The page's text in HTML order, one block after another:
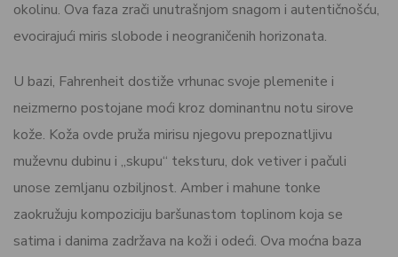
okolinu. Ova faza zrači unutrašnjom snagom i autentičnošću,
evocirajući miris slobode i neograničenih horizonata.
U bazi, Fahrenheit dostiže vrhunac svoje plemenite i
neizmerno postojane moći kroz dominantnu notu sirove
kože. Koža ovde pruža mirisu njegovu prepoznatljivu
muževnu dubinu i „skupu“ teksturu, dok vetiver i pačuli
unose zemljanu ozbiljnost. Amber i mahune tonke
zaokružuju kompoziciju baršunastom toplinom koja se
satima i danima zadržava na koži i odeći. Ova moćna baza